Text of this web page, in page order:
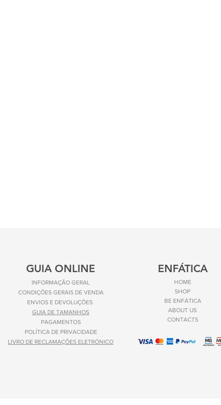
GUIA ONLINE
INFORMAÇÃO GERAL
CONDIÇÕES GERAIS DE VENDA
ENVIOS E DEVOLUÇÕES
GUIA DE TAMANHOS
PAGAMENTOS
POLÍTICA DE PRIVACIDADE
LIVRO DE RECLAMAÇÕES ELETRÓNICO
ENFÁTICA
HOME
SHOP
BE ENFÁTICA
ABOUT US
CONTACTS